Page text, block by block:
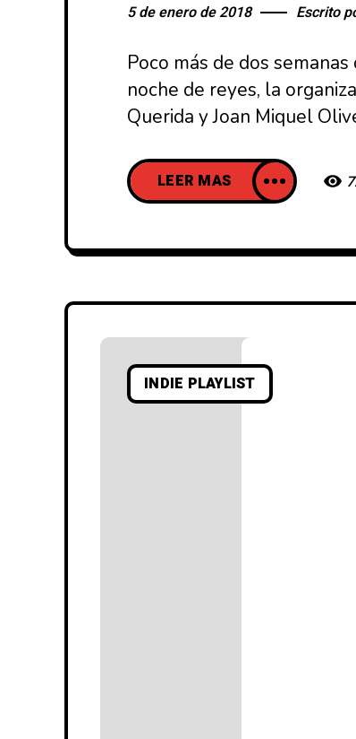
5 de enero de 2018 Escrito
Poco más de dos
noche de reyes, la
Querida y Joan Miquel
LEER MAS
INDIE PLAYLIST